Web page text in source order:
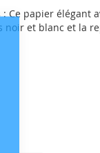
Ce papier élégant
noir et blanc et la